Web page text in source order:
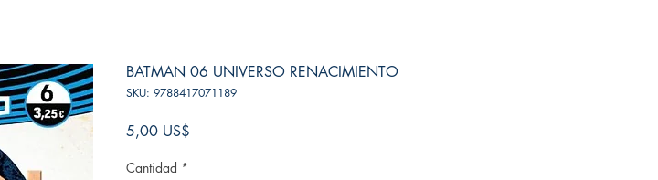
BATMAN 06 UNIVERSO RENACIMIENTO
SKU: 9788417071189
5,00 US$
Cantidad *